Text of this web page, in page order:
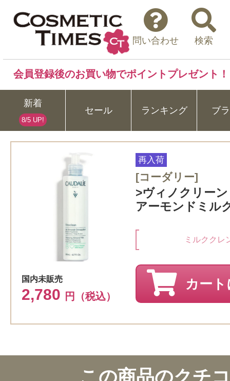
問い合わせ 検索
会員登録後のお買い物でポイントプレゼント！
新着
8/5 UP!
セール ランキング ブ
国内未販売
2,780 円（税込）
再入荷
[コーダリー]
>ヴィノクリー
アーモンドミル
ミルククレ
カー
この商品のクチ